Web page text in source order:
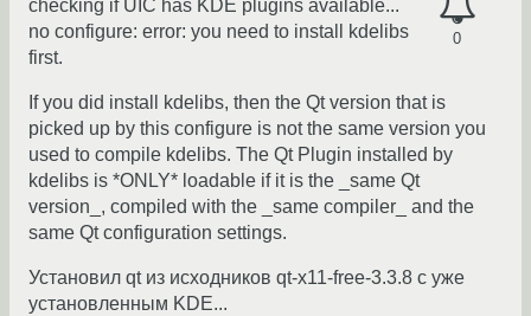
0
checking if UIC has KDE plugins available...
no configure: error: you need to install kdelibs
first.
If you did install kdelibs, then the Qt version that is
picked up by this configure is not the same version you
used to compile kdelibs. The Qt Plugin installed by
kdelibs is *ONLY* loadable if it is the _same Qt
version_, compiled with the _same compiler_ and the
same Qt configuration settings.
Установил qt из исходников qt-x11-free-3.3.8 с уже
установленным KDE...